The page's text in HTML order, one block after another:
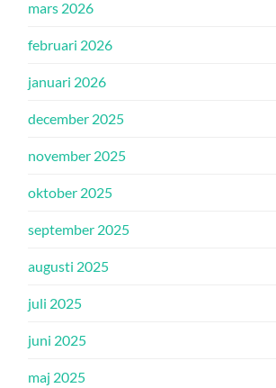
mars 2026
februari 2026
januari 2026
december 2025
november 2025
oktober 2025
september 2025
augusti 2025
juli 2025
juni 2025
maj 2025